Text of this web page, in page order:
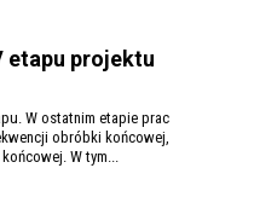
etapu projektu
W ostatnim etapie prac
obróbki końcowej,
W tym...